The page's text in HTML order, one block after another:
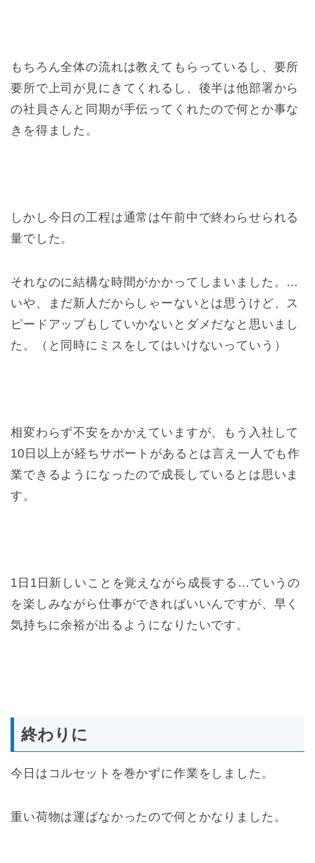
もちろん全体の流れは教えてもらっているし、要所
要所で上司が見にきてくれるし、後半は他部署から
の社員さんと同期が手伝ってくれたので何とか事な
きを得ました。
しかし今日の工程は通常は午前中で終わらせられる
量でした。
それなのに結構な時間がかかってしまいました。…
いや、まだ新人だからしゃーないとは思うけど、ス
ピードアップもしていかないとダメだなと思いまし
た。（と同時にミスをしてはいけないっていう）
相変わらず不安をかかえていますが、もう入社して
10日以上が経ちサポートがあるとは言え一人でも作
業できるようになったので成長しているとは思いま
す。
1日1日新しいことを覚えながら成長する…ていうの
を楽しみながら仕事ができればいいんですが、早く
気持ちに余裕が出るようになりたいです。
終わりに
今日はコルセットを巻かずに作業をしました。
重い荷物は運ばなかったので何とかなりました。